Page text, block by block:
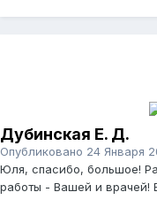
Дубинская Е. Д.
Опубликовано 24 Января
Юля, спасибо, большое!
работы - Вашей и врачей!